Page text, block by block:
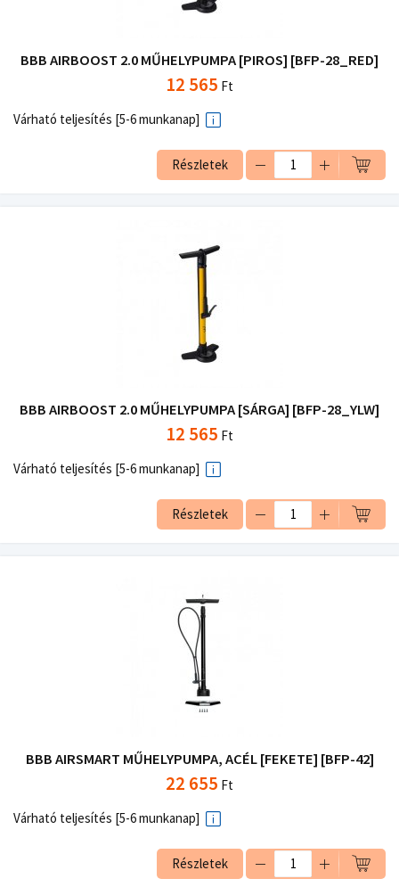
BBB AIRBOOST 2.0 MŰHELYPUMPA [PIROS] [BFP-28_RED]
12 565 Ft
Várható teljesítés [5-6 munkanap]
Részletek
BBB AIRBOOST 2.0 MŰHELYPUMPA [SÁRGA] [BFP-28_YLW]
12 565 Ft
Várható teljesítés [5-6 munkanap]
Részletek
BBB AIRSMART MŰHELYPUMPA, ACÉL [FEKETE] [BFP-42]
22 655 Ft
Várható teljesítés [5-6 munkanap]
Részletek